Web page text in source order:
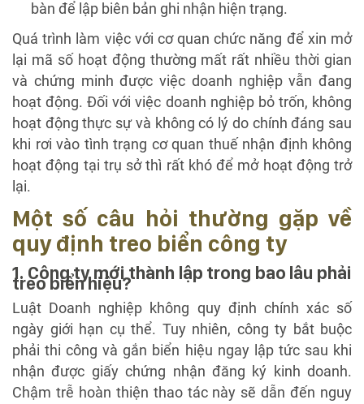
bàn để lập biên bản ghi nhận hiện trạng.
Quá trình làm việc với cơ quan chức năng để xin mở
lại mã số hoạt động thường mất rất nhiều thời gian
và chứng minh được việc doanh nghiệp vẫn đang
hoạt động. Đối với việc doanh nghiệp bỏ trốn, không
hoạt động thực sự và không có lý do chính đáng sau
khi rơi vào tình trạng cơ quan thuế nhận định không
hoạt động tại trụ sở thì rất khó để mở hoạt động trở
lại.
Một số câu hỏi thường gặp về
quy định treo biển công ty
1. Công ty mới thành lập trong bao lâu phải
treo biển hiệu?
Luật Doanh nghiệp không quy định chính xác số
ngày giới hạn cụ thể. Tuy nhiên, công ty bắt buộc
phải thi công và gắn biển hiệu ngay lập tức sau khi
nhận được giấy chứng nhận đăng ký kinh doanh.
Chậm trễ hoàn thiện thao tác này sẽ dẫn đến nguy